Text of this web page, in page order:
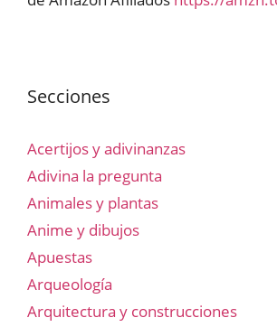
Secciones
Acertijos y adivinanzas
Adivina la pregunta
Animales y plantas
Anime y dibujos
Apuestas
Arqueología
Arquitectura y construcciones